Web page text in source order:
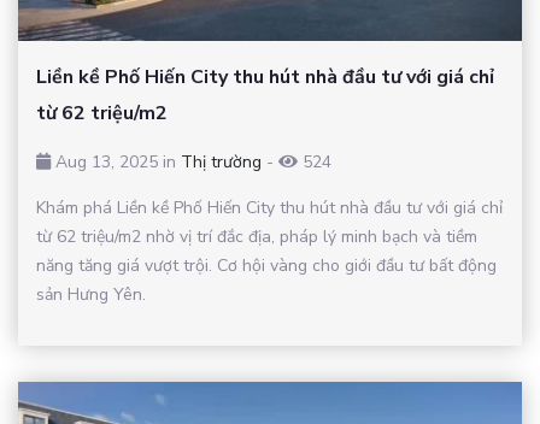
Liền kề Phố Hiến City thu hút nhà đầu tư với giá chỉ
từ 62 triệu/m2
Aug 13, 2025 in Thị trường -
524
Khám phá Liền kề Phố Hiến City thu hút nhà đầu tư với giá chỉ
từ 62 triệu/m2 nhờ vị trí đắc địa, pháp lý minh bạch và tiềm
năng tăng giá vượt trội. Cơ hội vàng cho giới đầu tư bất động
sản Hưng Yên.